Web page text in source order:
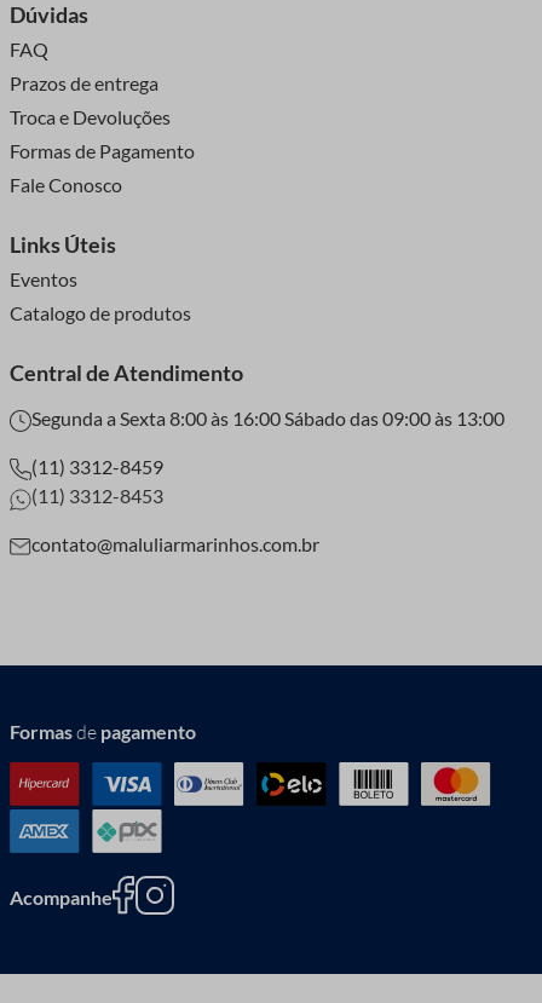
Dúvidas
FAQ
Prazos de entrega
Troca e Devoluções
Formas de Pagamento
Fale Conosco
Links Úteis
Eventos
Catalogo de produtos
Central de Atendimento
Segunda a Sexta 8:00 às 16:00 Sábado das 09:00 às 13:00
(11) 3312-8459
(11) 3312-8453
contato@maluliarmarinhos.com.br
Formasde pagamento
Acompanhe